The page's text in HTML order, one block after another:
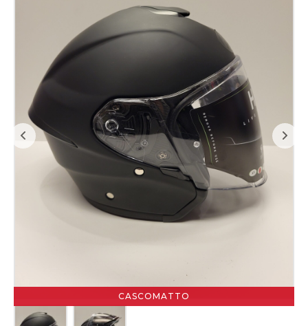
CASCOMATTO